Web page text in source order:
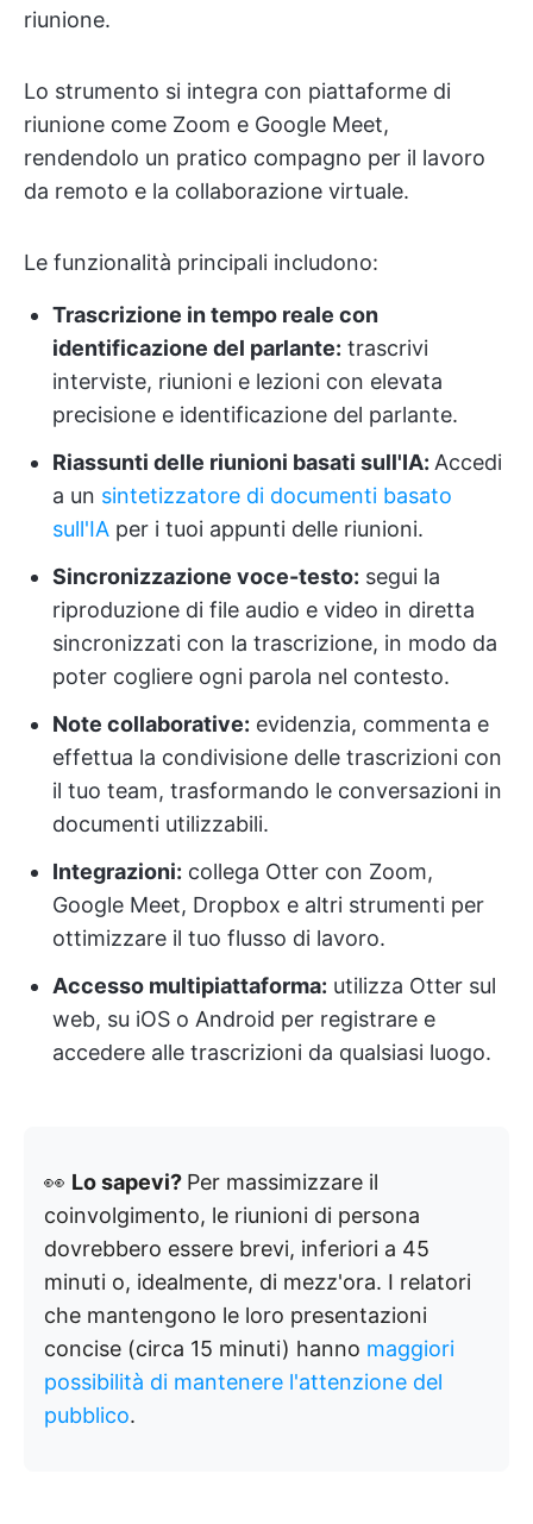
riunione.
Lo strumento si integra con piattaforme di
riunione come Zoom e Google Meet,
rendendolo un pratico compagno per il lavoro
da remoto e la collaborazione virtuale.
Le funzionalità principali includono:
Trascrizione in tempo reale con
identificazione del parlante: trascrivi
interviste, riunioni e lezioni con elevata
precisione e identificazione del parlante.
Riassunti delle riunioni basati sull'IA: Accedi
a un sintetizzatore di documenti basato
sull'IA per i tuoi appunti delle riunioni.
Sincronizzazione voce-testo: segui la
riproduzione di file audio e video in diretta
sincronizzati con la trascrizione, in modo da
poter cogliere ogni parola nel contesto.
Note collaborative: evidenzia, commenta e
effettua la condivisione delle trascrizioni con
il tuo team, trasformando le conversazioni in
documenti utilizzabili.
Integrazioni: collega Otter con Zoom,
Google Meet, Dropbox e altri strumenti per
ottimizzare il tuo flusso di lavoro.
Accesso multipiattaforma: utilizza Otter sul
web, su iOS o Android per registrare e
accedere alle trascrizioni da qualsiasi luogo.
👀 Lo sapevi? Per massimizzare il
coinvolgimento, le riunioni di persona
dovrebbero essere brevi, inferiori a 45
minuti o, idealmente, di mezz'ora. I relatori
che mantengono le loro presentazioni
concise (circa 15 minuti) hanno maggiori
possibilità di mantenere l'attenzione del
pubblico.